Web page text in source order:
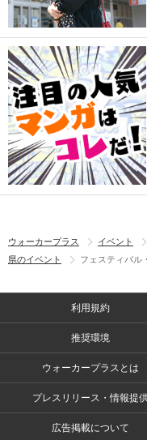
ウォーカープラス イベント
県のイベント
フェスティバル
利用規約
推奨環境
ウォーカープラスとは
プレスリリース・情報提
広告掲載について